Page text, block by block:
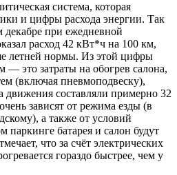
система, которая
и цифры расхода энергии. Так
при ежедневной
расход 42 кВт*ч на 100 км,
летней нормы. Из этой цифры
— это затраты на обогрев салона,
(включая пневмоподвеску),
движения составляли примерно 32
зависят от режима езды (в
а также от условий
паркинге батарея и салон будут
что за счёт электрических
гораздо быстрее, чем у